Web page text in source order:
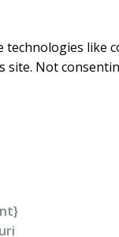
technologies like
Not